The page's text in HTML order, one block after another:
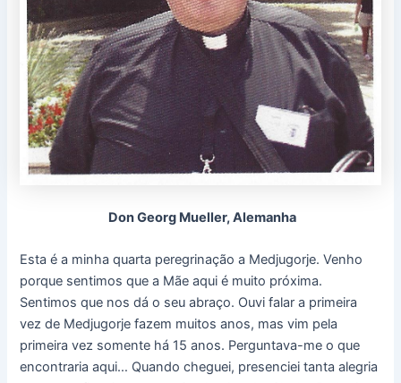
Don Georg Mueller, Alemanha
Esta é a minha quarta peregrinação a Medjugorje. Venho
porque sentimos que a Mãe aqui é muito próxima.
Sentimos que nos dá o seu abraço. Ouvi falar a primeira
vez de Medjugorje fazem muitos anos, mas vim pela
primeira vez somente há 15 anos. Perguntava-me o que
encontraria aqui… Quando cheguei, presenciei tanta alegria